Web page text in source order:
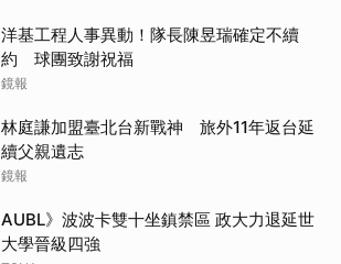
洋基工程人事異動！隊長陳昱瑞確定不續
約 球團致謝祝福
鏡報
林庭謙加盟臺北台新戰神 旅外11年返台延
續父親遺志
鏡報
AUBL》波波卡雙十坐鎮禁區 政大力退延世
大學晉級四強